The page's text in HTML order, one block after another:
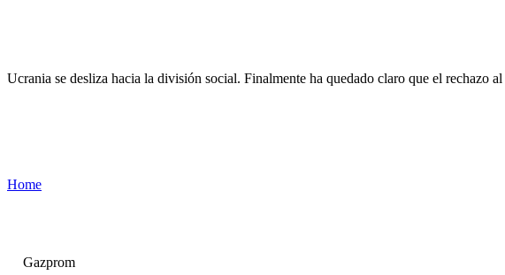
Ucrania se desliza hacia la división social. Finalmente ha quedado claro que el rechazo
Home
Gazprom